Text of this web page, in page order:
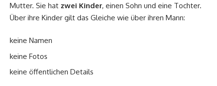
Mutter. Sie hat zwei Kinder, einen Sohn und eine Tochter.
Über ihre Kinder gilt das Gleiche wie über ihren Mann:
keine Namen
keine Fotos
keine öffentlichen Details